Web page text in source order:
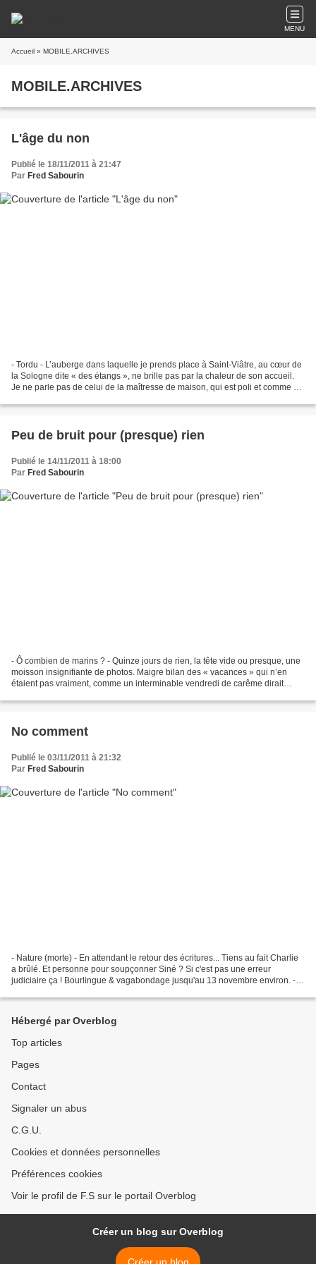
MENU
Accueil » MOBILE.ARCHIVES
MOBILE.ARCHIVES
L'âge du non
Publié le 18/11/2011 à 21:47
Par Fred Sabourin
- Tordu - L’auberge dans laquelle je prends place à Saint-Viâtre, au cœur de
la Sologne dite « des étangs », ne brille pas par la chaleur de son accueil.
Je ne parle pas de celui de la maîtresse de maison, qui est poli et comme on
Peu de bruit pour (presque) rien
Publié le 14/11/2011 à 18:00
Par Fred Sabourin
- Ô combien de marins ? - Quinze jours de rien, la tête vide ou presque, une
moisson insignifiante de photos. Maigre bilan des « vacances » qui n’en
étaient pas vraiment, comme un interminable vendredi de carême dirait
No comment
Publié le 03/11/2011 à 21:32
Par Fred Sabourin
- Nature (morte) - En attendant le retour des écritures... Tiens au fait Charlie
a brûlé. Et personne pour soupçonner Siné ? Si c'est pas une erreur
judiciaire ça ! Bourlingue & vagabondage jusqu'au 13 novembre environ. -
Hébergé par Overblog
Top articles
Pages
Contact
Signaler un abus
C.G.U.
Cookies et données personnelles
Préférences cookies
Voir le profil de F.S sur le portail Overblog
Créer un blog sur Overblog